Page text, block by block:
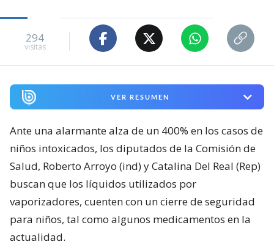
294
visitas
VER RESUMEN
Ante una alarmante alza de un 400% en los casos de
niños intoxicados, los diputados de la Comisión de
Salud, Roberto Arroyo (ind) y Catalina Del Real (Rep)
buscan que los líquidos utilizados por
vaporizadores, cuenten con un cierre de seguridad
para niños, tal como algunos medicamentos en la
actualidad.